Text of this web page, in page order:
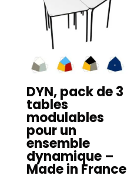
plus
ancien
DYN, pack de 3
tables
modulables
pour un
ensemble
dynamique –
Made in France